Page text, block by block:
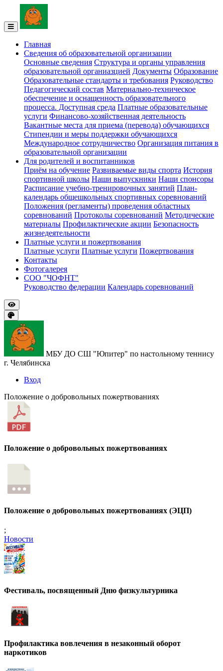
Главная
Сведения об образовательной организации
Основные сведения Структура и органы управления
образовательной органиазцией Документы Образование
Образовательные стандарты и требования Руководство
Педагогический состав Материально-техническое
обеспечение и оснащенность образовательного
процесса. Доступная среда Платные образовательные
услуги Финансово-хозяйственная деятельность
Вакантные места для приема (перевода) обучающихся
Стипендии и меры поддержки обучающихся
Международное сотрудничество Организация питания в
образовательной организации
Для родителей и воспитанников
Приём на обучение Развиваемые виды спорта История
спортивной школы Наши выпускники Наши спонсоры
Расписание учебно-тренировочных занятий План-
календарь общешкольных спортивных соревнований
Положения (регламенты) проведения областных
соревнований Протоколы соревнований Методические
материалы Профилактические акции Безопасность
жизнедеятельности
Платные услуги и пожертвования
Платные услуги Платные услуги Пожертвования
Контакты
Фотогалерея
СОО "ЧОФНТ"
Руководство федерации Календарь соревнований
МБУ ДО СШ "Юпитер" по настольному теннису
г. Челябинска
Вход
Положение о добровольных пожертвованиях
Положение о добровольных пожертвованиях
Положение о добровольных пожертвованиях (ЭЦП)
;
Новости
Фестиваль, посвященный Дню физкультурника
Профилактика вовлечения в незаконный оборот
наркотиков